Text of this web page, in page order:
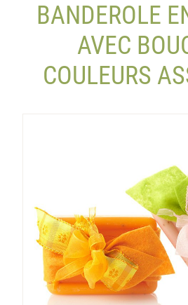
BANDEROLE
AVEC
COULEURS